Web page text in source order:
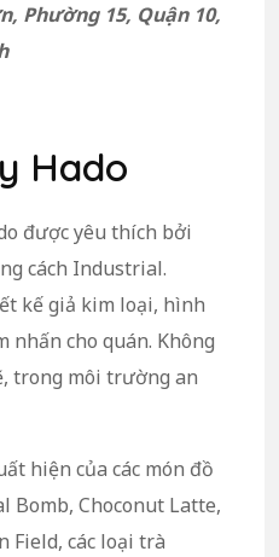
Phường 15, Quận 10,
Hado
được yêu thích bởi
cách Industrial.
kế giả kim loại, hình
nhấn cho quán. Không
trong môi trường an
hiện của các món đồ
Bomb, Choconut Latte,
Field, các loại trà